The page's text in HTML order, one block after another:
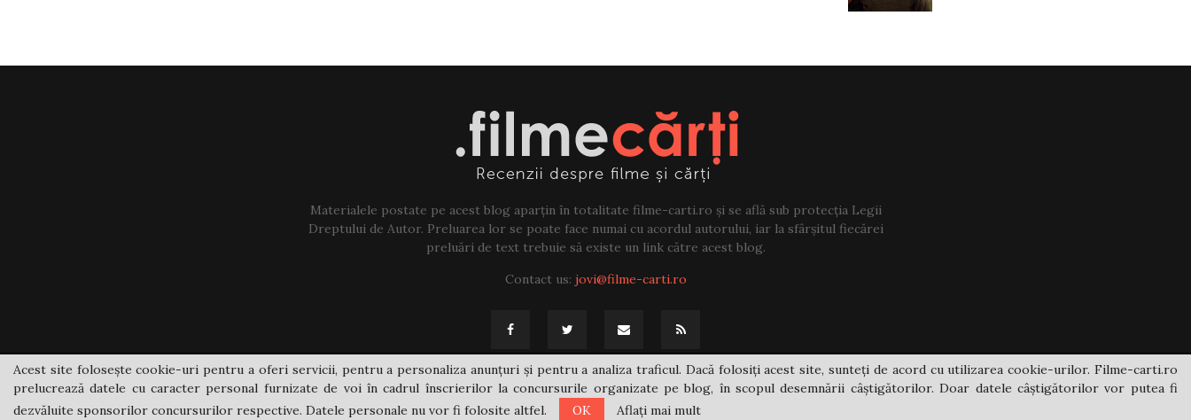
Materialele postate pe acest blog aparțin în totalitate filme-carti.ro și se află sub protecția Legii
Dreptului de Autor. Preluarea lor se poate face numai cu acordul autorului, iar la sfârșitul fiecărei
preluări de text trebuie să existe un link către acest blog.
Contact us: jovi@filme-carti.ro
@2021 - filme-carti.ro
Acest site folosește cookie-uri pentru a oferi servicii, pentru a personaliza anunțuri și pentru a analiza traficul. Dacă folosiți acest site, sunteți de acord cu utilizarea cookie-urilor. Filme-carti.ro
prelucrează datele cu caracter personal furnizate de voi în cadrul înscrierilor la concursurile organizate pe blog, în scopul desemnării câștigătorilor. Doar datele câștigătorilor vor putea fi
dezvăluite sponsorilor concursurilor respective. Datele personale nu vor fi folosite altfel.
OK Aflați mai mult